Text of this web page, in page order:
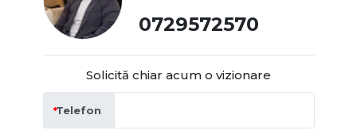
0729572570
Solicită chiar acum o vizionare
Telefon